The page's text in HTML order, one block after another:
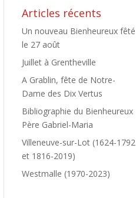
Articles récents
Un nouveau Bienheureux fêté
le 27 août
Juillet à Grentheville
A Grablin, fête de Notre-
Dame des Dix Vertus
Bibliographie du Bienheureux
Père Gabriel-Maria
Villeneuve-sur-Lot (1624-1792
et 1816-2019)
Westmalle (1970-2023)